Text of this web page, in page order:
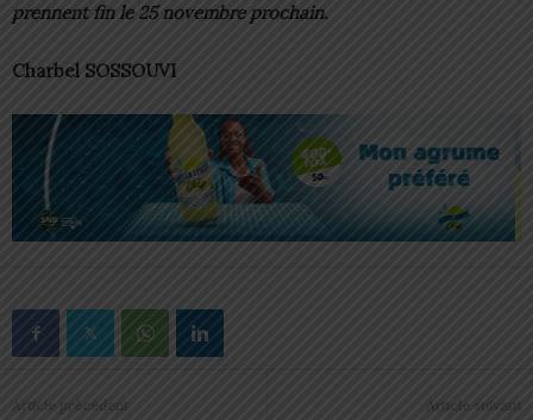
prennent fin le 25 novembre prochain.
Charbel SOSSOUVI
Article précédent Article suivant